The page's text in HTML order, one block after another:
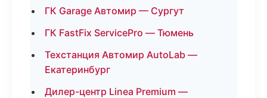
ГК Garage Автомир — Сургут
ГК FastFix ServicePro — Тюмень
Техстанция Автомир AutoLab —
Екатеринбург
Дилер-центр Linea Premium —